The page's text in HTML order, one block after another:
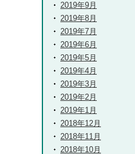
2019年9月
2019年8月
2019年7月
2019年6月
2019年5月
2019年4月
2019年3月
2019年2月
2019年1月
2018年12月
2018年11月
2018年10月